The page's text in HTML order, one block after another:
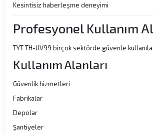
Kesintisiz haberleşme deneyimi
Profesyonel Kullanım
TYT TH-UV99 birçok sektörde güvenle
Kullanım Alanları
Güvenlik hizmetleri
Fabrikalar
Depolar
Şantiyeler